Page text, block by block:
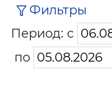
Фильтры
Период: с
по